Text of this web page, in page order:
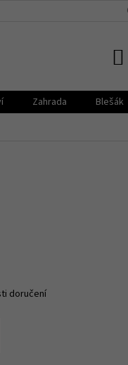
OBCHODNÍ PODMÍNKY
Zahrada Blešák
doručení